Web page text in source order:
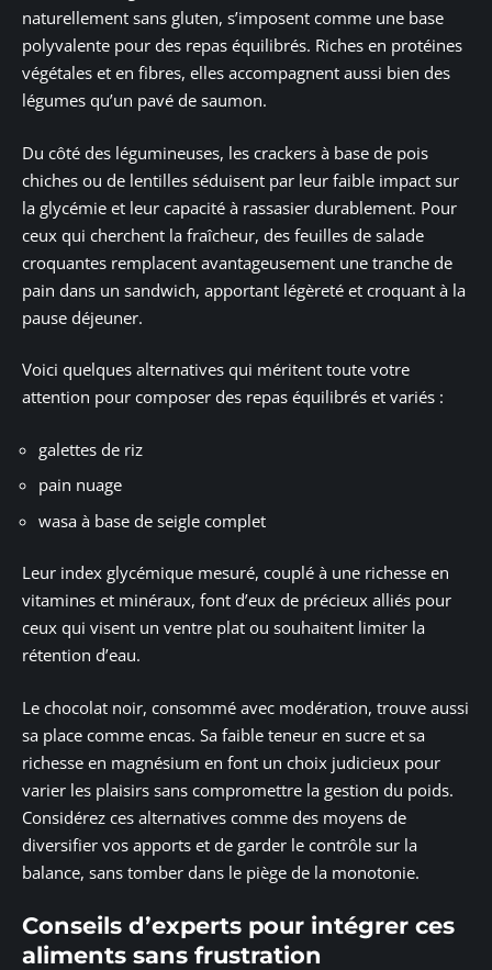
naturellement sans gluten, s’imposent comme une base
polyvalente pour des repas équilibrés. Riches en protéines
végétales et en fibres, elles accompagnent aussi bien des
légumes qu’un pavé de saumon.
Du côté des légumineuses, les crackers à base de pois
chiches ou de lentilles séduisent par leur faible impact sur
la glycémie et leur capacité à rassasier durablement. Pour
ceux qui cherchent la fraîcheur, des feuilles de salade
croquantes remplacent avantageusement une tranche de
pain dans un sandwich, apportant légèreté et croquant à la
pause déjeuner.
Voici quelques alternatives qui méritent toute votre
attention pour composer des repas équilibrés et variés :
galettes de riz
pain nuage
wasa à base de seigle complet
Leur index glycémique mesuré, couplé à une richesse en
vitamines et minéraux, font d’eux de précieux alliés pour
ceux qui visent un ventre plat ou souhaitent limiter la
rétention d’eau.
Le chocolat noir, consommé avec modération, trouve aussi
sa place comme encas. Sa faible teneur en sucre et sa
richesse en magnésium en font un choix judicieux pour
varier les plaisirs sans compromettre la gestion du poids.
Considérez ces alternatives comme des moyens de
diversifier vos apports et de garder le contrôle sur la
balance, sans tomber dans le piège de la monotonie.
Conseils d’experts pour intégrer ces
aliments sans frustration